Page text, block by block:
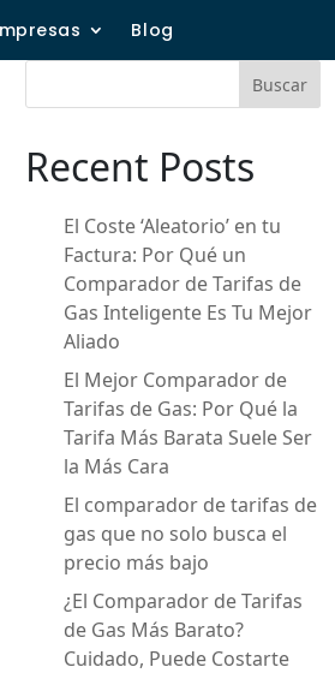
Blog
Buscar
Recent Posts
El Coste ‘Aleatorio’ en tu
Factura: Por Qué un
Comparador de Tarifas de
Gas Inteligente Es Tu Mejor
Aliado
El Mejor Comparador de
Tarifas de Gas: Por Qué la
Tarifa Más Barata Suele Ser
la Más Cara
El comparador de tarifas de
gas que no solo busca el
precio más bajo
¿El Comparador de Tarifas
de Gas Más Barato?
Cuidado, Puede Costarte